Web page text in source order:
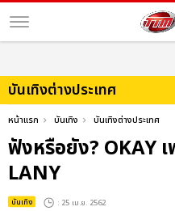
บันเทิงต่างประเทศ
หน้าแรก บันเทิง บันเทิงต่างประเทศ
ฟังหรือยัง? OKAY
LANY
บันเทิง : 25 เม.ย. 2562